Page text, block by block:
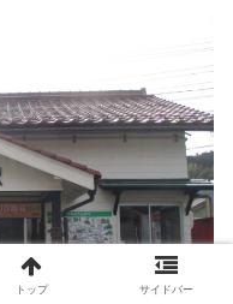
トップ サイドバー